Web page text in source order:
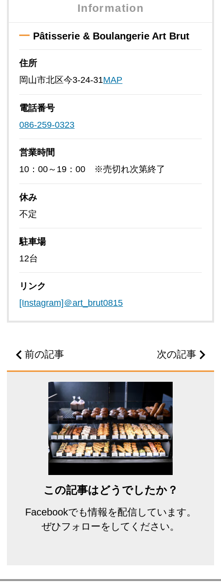
Information
Pâtisserie & Boulangerie Art Brut
住所
岡山市北区今3-24-31MAP
電話番号
086-259-0323
営業時間
10：00～19：00 ※売切れ次第終了
休み
不定
駐車場
12台
リンク
[Instagram]＠art_brut0815
前の記事 次の記事
この記事はどうでしたか？
Facebookでも情報を配信しています。
ぜひフォローをしてください。